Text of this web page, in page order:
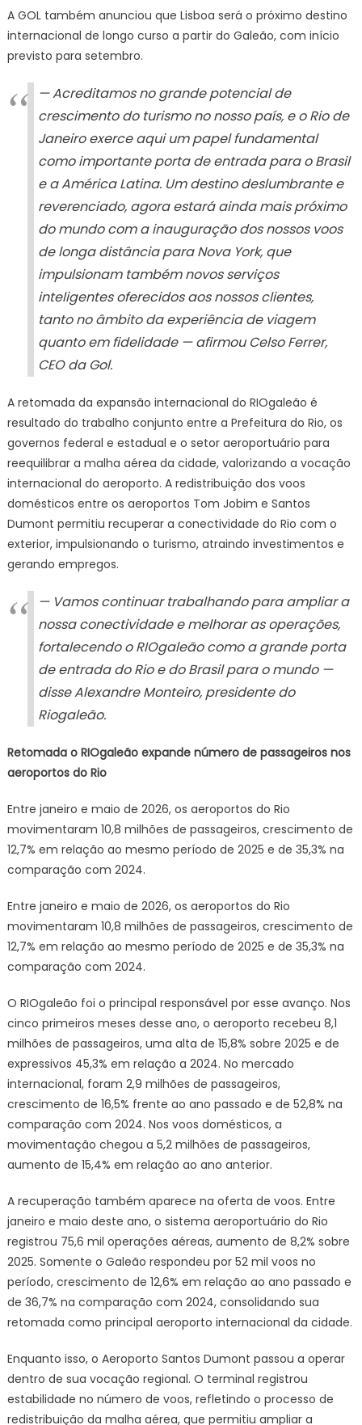
A GOL também anunciou que Lisboa será o próximo destino
internacional de longo curso a partir do Galeão, com início
previsto para setembro.
— Acreditamos no grande potencial de
crescimento do turismo no nosso país, e o Rio de
Janeiro exerce aqui um papel fundamental
como importante porta de entrada para o Brasil
e a América Latina. Um destino deslumbrante e
reverenciado, agora estará ainda mais próximo
do mundo com a inauguração dos nossos voos
de longa distância para Nova York, que
impulsionam também novos serviços
inteligentes oferecidos aos nossos clientes,
tanto no âmbito da experiência de viagem
quanto em fidelidade — afirmou Celso Ferrer,
CEO da Gol.
A retomada da expansão internacional do RIOgaleão é
resultado do trabalho conjunto entre a Prefeitura do Rio, os
governos federal e estadual e o setor aeroportuário para
reequilibrar a malha aérea da cidade, valorizando a vocação
internacional do aeroporto. A redistribuição dos voos
domésticos entre os aeroportos Tom Jobim e Santos
Dumont permitiu recuperar a conectividade do Rio com o
exterior, impulsionando o turismo, atraindo investimentos e
gerando empregos.
— Vamos continuar trabalhando para ampliar a
nossa conectividade e melhorar as operações,
fortalecendo o RIOgaleão como a grande porta
de entrada do Rio e do Brasil para o mundo —
disse Alexandre Monteiro, presidente do
Riogaleão.
Retomada o RIOgaleão expande número de passageiros nos
aeroportos do Rio
Entre janeiro e maio de 2026, os aeroportos do Rio
movimentaram 10,8 milhões de passageiros, crescimento de
12,7% em relação ao mesmo período de 2025 e de 35,3% na
comparação com 2024.
Entre janeiro e maio de 2026, os aeroportos do Rio
movimentaram 10,8 milhões de passageiros, crescimento de
12,7% em relação ao mesmo período de 2025 e de 35,3% na
comparação com 2024.
O RIOgaleão foi o principal responsável por esse avanço. Nos
cinco primeiros meses desse ano, o aeroporto recebeu 8,1
milhões de passageiros, uma alta de 15,8% sobre 2025 e de
expressivos 45,3% em relação a 2024. No mercado
internacional, foram 2,9 milhões de passageiros,
crescimento de 16,5% frente ao ano passado e de 52,8% na
comparação com 2024. Nos voos domésticos, a
movimentação chegou a 5,2 milhões de passageiros,
aumento de 15,4% em relação ao ano anterior.
A recuperação também aparece na oferta de voos. Entre
janeiro e maio deste ano, o sistema aeroportuário do Rio
registrou 75,6 mil operações aéreas, aumento de 8,2% sobre
2025. Somente o Galeão respondeu por 52 mil voos no
período, crescimento de 12,6% em relação ao ano passado e
de 36,7% na comparação com 2024, consolidando sua
retomada como principal aeroporto internacional da cidade.
Enquanto isso, o Aeroporto Santos Dumont passou a operar
dentro de sua vocação regional. O terminal registrou
estabilidade no número de voos, refletindo o processo de
redistribuição da malha aérea, que permitiu ampliar a